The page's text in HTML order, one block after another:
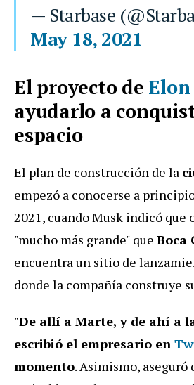
— Starbase
May 18, 2021
El proyecto de
ayudarlo a
espacio
El plan de construcción de la
empezó a conocerse a
2021, cuando Musk indicó que
"mucho más grande" que Boca
encuentra un sitio de
donde la compañía construye
"De allí a Marte, y de ahí a
escribió el empresario en
momento. Asimismo, aseguró